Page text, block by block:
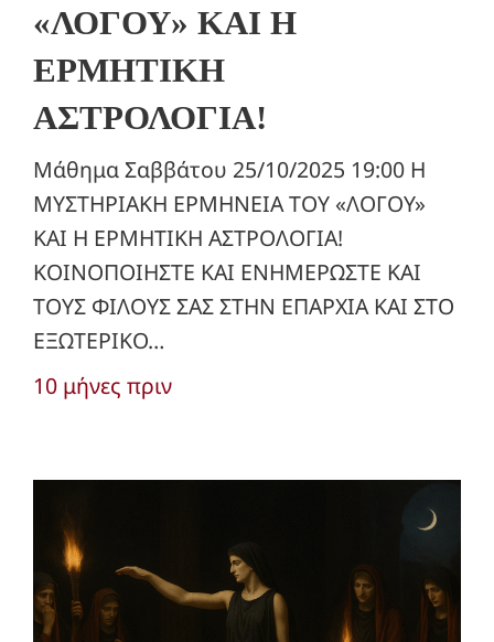
«ΛΟΓΟΥ» ΚΑΙ Η
ΕΡΜΗΤΙΚΗ
ΑΣΤΡΟΛΟΓΙΑ!
Μάθημα Σαββάτου 25/10/2025 19:00 Η
ΜΥΣΤΗΡΙΑΚΗ ΕΡΜΗΝΕΙΑ ΤΟΥ «ΛΟΓΟΥ»
ΚΑΙ Η ΕΡΜΗΤΙΚΗ ΑΣΤΡΟΛΟΓΙΑ!
ΚΟΙΝΟΠΟΙΗΣΤΕ ΚΑΙ ΕΝΗΜΕΡΩΣΤΕ ΚΑΙ
ΤΟΥΣ ΦΙΛΟΥΣ ΣΑΣ ΣΤΗΝ ΕΠΑΡΧΙΑ ΚΑΙ ΣΤΟ
ΕΞΩΤΕΡΙΚΟ…
10 μήνες πριν